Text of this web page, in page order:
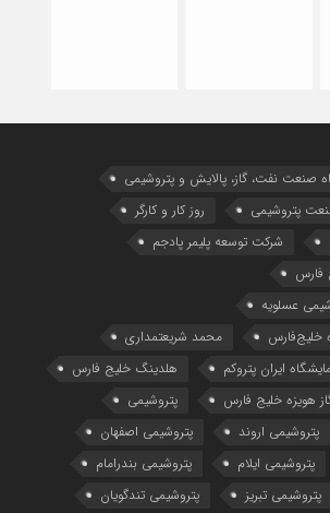
صنعت نفت، گاز، پالایش و پتروشیمی
پتروشیمی
روز کار و کارگر
شرکت توسعه پلیمر پادجم
فارس
عسلویه
خلیج‌فارس
محمد شریعتمداری
ایران پتروکم
هلدینگ خلیج فارس
هویزه خلیج فارس
پتروشیمی
پتروشیمی اروند
پتروشیمی اصفهان
پتروشیمی ایلام
پتروشیمی بندرامام
پتروشیمی تبریز پتروشیمی تندگویان